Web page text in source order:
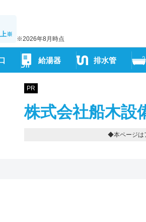
※
※2026年8月時点
給湯器 排水管
PR
株式会社船木設
◆本ページは